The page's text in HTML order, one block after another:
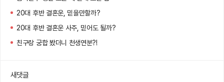
20대 후반 결혼운, 믿을만할까?
20대 후반 결혼운 사주, 믿어도 될까?
친구랑 궁합 봤더니 천생연분?!
새댓글